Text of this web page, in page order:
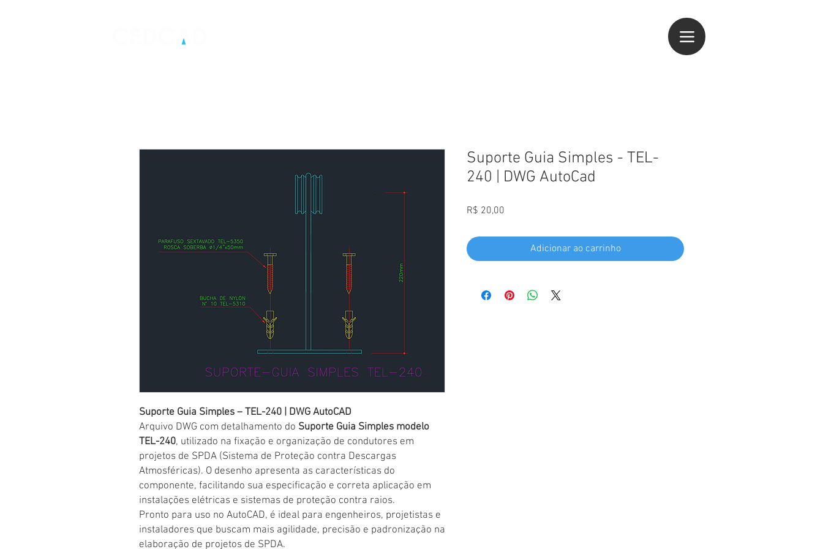
Suporte Guia Simples – TEL-240 | DWG AutoCAD
Arquivo DWG com detalhamento do Suporte Guia Simples modelo
TEL-240, utilizado na fixação e organização de condutores em
projetos de SPDA (Sistema de Proteção contra Descargas
Atmosféricas). O desenho apresenta as características do
componente, facilitando sua especificação e correta aplicação em
instalações elétricas e sistemas de proteção contra raios.
Pronto para uso no AutoCAD, é ideal para engenheiros, projetistas e
instaladores que buscam mais agilidade, precisão e padronização na
elaboração de projetos de SPDA.
Suporte Guia Simples - TEL-
240 | DWG AutoCad
R$ 20,00
Adicionar ao carrinho